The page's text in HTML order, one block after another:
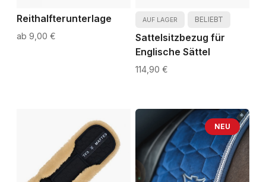
Reithalfterunterlage
9,00 €
AUF LAGER BELIEBT
Sattelsitzbezug für
Englische Sättel
114,90 €
NEU